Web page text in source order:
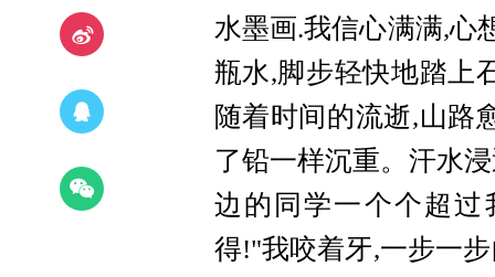
水墨画.我信心满满,心
瓶水,脚步轻快地踏上
随着时间的流逝,山路
了铅一样沉重。汗水
边的同学一个个超
得!"我咬着牙,一步一